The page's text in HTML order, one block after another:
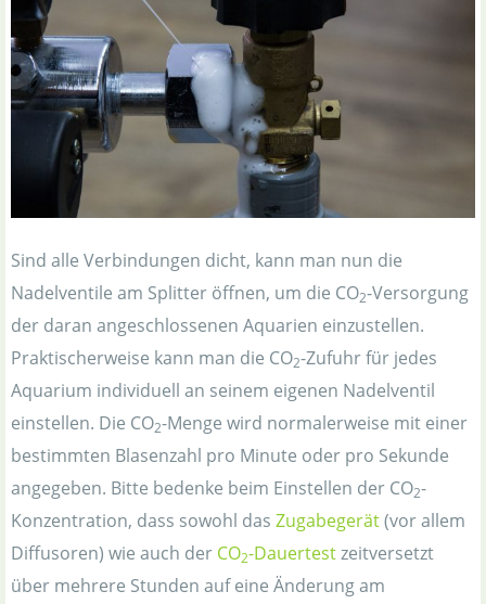
Sind alle Verbindungen dicht, kann man nun die
Nadelventile am Splitter öffnen, um die CO2-Versorgung
der daran angeschlossenen Aquarien einzustellen.
Praktischerweise kann man die CO2-Zufuhr für jedes
Aquarium individuell an seinem eigenen Nadelventil
einstellen. Die CO2-Menge wird normalerweise mit einer
bestimmten Blasenzahl pro Minute oder pro Sekunde
angegeben. Bitte bedenke beim Einstellen der CO2-
Konzentration, dass sowohl das Zugabegerät(vor allem
Diffusoren) wie auch der CO2-Dauertestzeitversetzt
über mehrere Stunden auf eine Änderung am